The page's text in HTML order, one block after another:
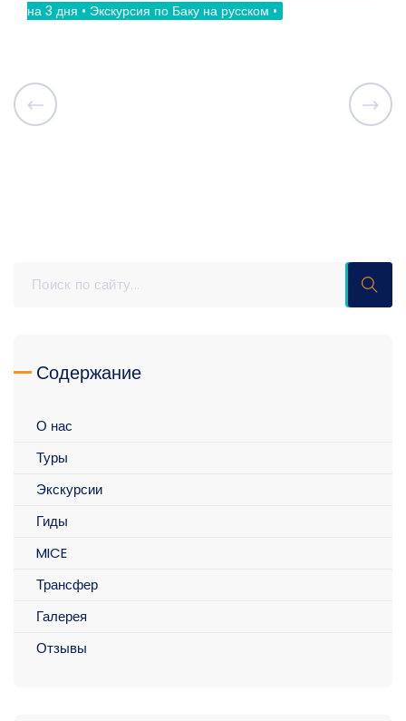
на 3 дня • Экскурсия по Баку на русском •
Содержание
О нас
Туры
Экскурсии
Гиды
MICE
Трансфер
Галерея
Отзывы